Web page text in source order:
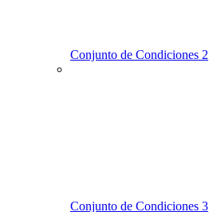
Conjunto de Condiciones 2
Conjunto de Condiciones 3